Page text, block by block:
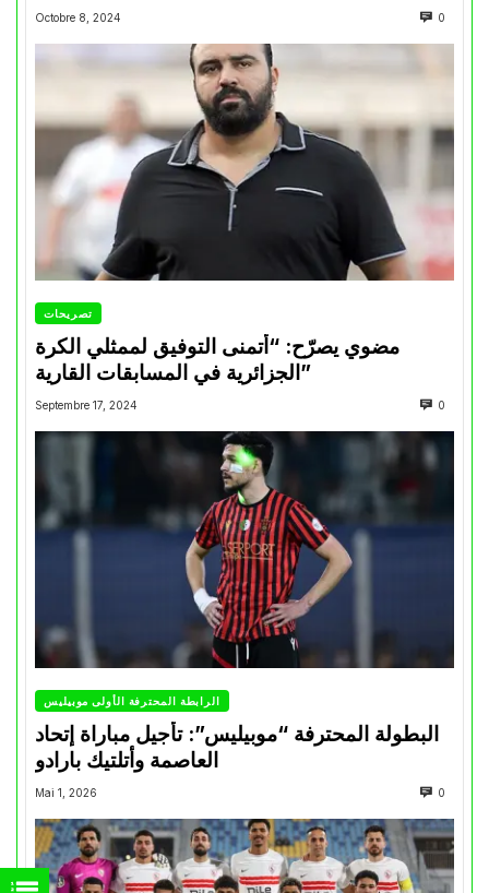
Octobre 8, 2024 0
تصريحات
مضوي يصرّح: “أتمنى التوفيق لممثلي الكرة
الجزائرية في المسابقات القارية”
Septembre 17, 2024 0
الرابطة المحترفة الأولى موبيليس
البطولة المحترفة “موبيليس”: تأجيل مباراة إتحاد
العاصمة وأتلتيك بارادو
Mai 1, 2026 0